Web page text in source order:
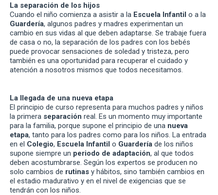
La separación de los hijos
Cuando el niño comienza a asistir a la Escuela Infantil o a la
Guardería, algunos padres y madres experimentan un
cambio en sus vidas al que deben adaptarse. Se trabaje fuera
de casa o no, la separación de los padres con los bebés
puede provocar sensaciones de soledad y tristeza, pero
también es una oportunidad para recuperar el cuidado y
atención a nosotros mismos que todos necesitamos.
La llegada de una nueva etapa
El principio de curso representa para muchos padres y niños
la primera separación real. Es un momento muy importante
para la familia, porque supone el principio de una nueva
etapa, tanto para los padres como para los niños. La entrada
en el Colegio, Escuela Infantil o Guardería de los niños
supone siempre un periodo de adaptación, al que todos
deben acostumbrarse. Según los expertos se producen no
solo cambios de rutinas y hábitos, sino también cambios en
el estadio madurativo y en el nivel de exigencias que se
tendrán con los niños.